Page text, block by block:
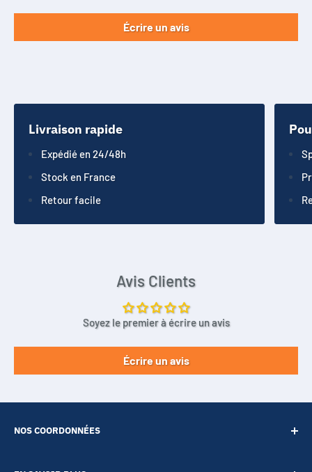
Écrire un avis
Livraison rapide
Expédié en 24/48h
Stock en France
Retour facile
Avis Clients
Soyez le premier à écrire un avis
Écrire un avis
NOS COORDONNÉES